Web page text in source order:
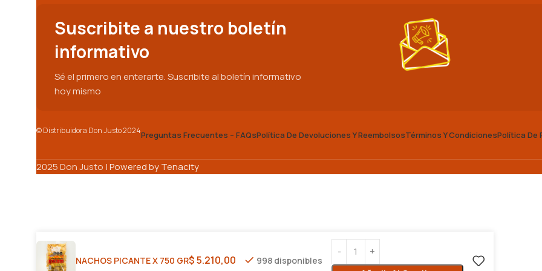
Suscribite a nuestro boletín
informativo
Sé el primero en enterarte. Suscribite al boletín informativo
hoy mismo
© Distribuidora Don Justo 2024Preguntas Frecuentes – FAQsPolítica De Devoluciones Y ReembolsosTérminos Y CondicionesPolítica De
2025 Don Justo |Powered by Tenacity
NACHOS PICANTE X 750 GR$5.210,00 998 disponibles